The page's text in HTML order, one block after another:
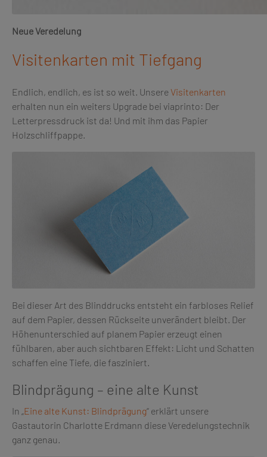
Neue Veredelung
Visitenkarten mit Tiefgang
Endlich, endlich, es ist so weit. UnsereVisitenkarten
erhalten nun ein weiters Upgrade bei viaprinto: Der
Letterpressdruck ist da! Und mit ihm das Papier
Holzschliffpappe.
Bei dieser Art des Blinddrucks entsteht ein farbloses Relief
auf dem Papier, dessen Rückseite unverändert bleibt. Der
Höhenunterschied auf planem Papier erzeugt einen
fühlbaren, aber auch sichtbaren Effekt: Licht und Schatten
schaffen eine Tiefe, die fasziniert.
Blindprägung – eine alte Kunst
In „Eine alte Kunst: Blindprägung“ erklärt unsere
Gastautorin Charlotte Erdmann diese Veredelungstechnik
ganz genau.